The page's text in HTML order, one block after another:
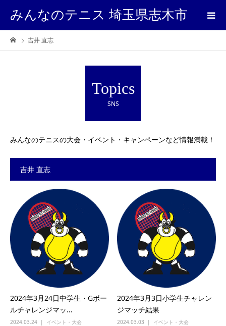
みんなのテニス 埼玉県志木市
吉井 直志
Topics
SNS
みんなのテニスの大会・イベント・キャンペーンなど情報満載！
吉井 直志
2024年3月24日中学生・Gボー
ルチャレンジマッ...
2024.03.24 イベント・大会
2024年3月3日小学生チャレン
ジマッチ結果
2024.03.03 イベント・大会